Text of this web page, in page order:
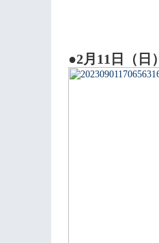
●2月11日（